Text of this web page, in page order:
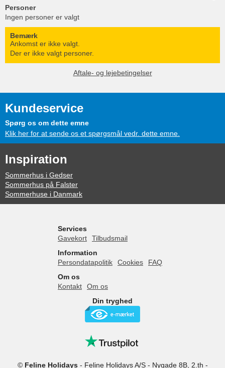
Personer
Ingen personer er valgt
Bemærk
Ankomst er ikke valgt.
Der er ikke valgt personer.
Aftale- og lejebetingelser
Kundeservice
Spørg os om dette emne
Klik her for at sende os et spørgsmål vedr. dette emne.
Inspiration
Sommerhus i Gedser
Sommerhus på Falster
Sommerhuse i Danmark
Services
Gavekort
Tilbudsmail
Information
Persondatapolitik
Cookies
FAQ
Om os
Kontakt
Om os
Din tryghed
© Feline Holidays- Feline Holidays A/S- Nygade 8B, 2.th -